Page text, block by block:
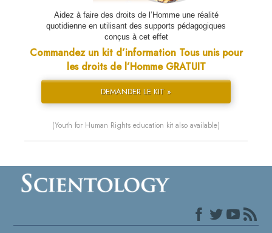
Aidez à faire des droits de l’Homme une réalité
quotidienne en utilisant des supports pédagogiques
conçus à cet effet
Commandez un kit d’information Tous unis pour
les droits de l’Homme GRATUIT
DEMANDER LE KIT »
(Youth for Human Rights education kit also available)